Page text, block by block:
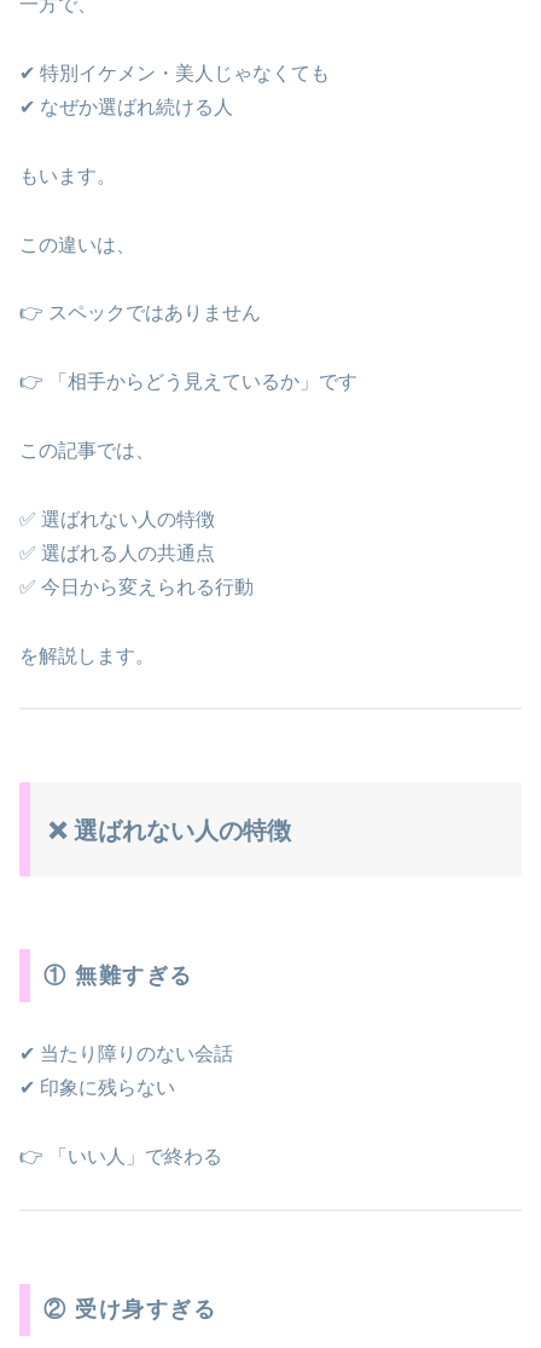
一方で、
✔ 特別イケメン・美人じゃなくても
✔ なぜか選ばれ続ける人
もいます。
この違いは、
👉 スペックではありません
👉 「相手からどう見えているか」です
この記事では、
✅ 選ばれない人の特徴
✅ 選ばれる人の共通点
✅ 今日から変えられる行動
を解説します。
❌ 選ばれない人の特徴
① 無難すぎる
✔ 当たり障りのない会話
✔ 印象に残らない
👉 「いい人」で終わる
② 受け身すぎる